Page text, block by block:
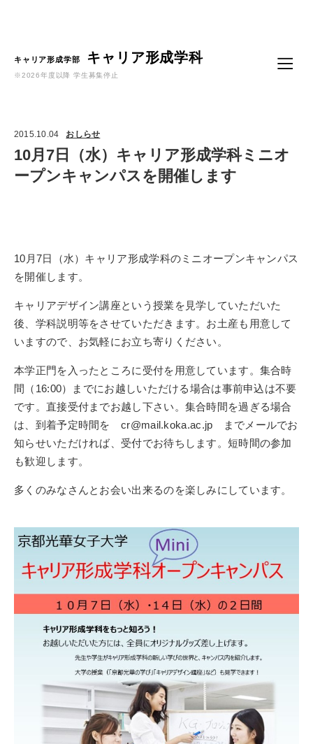
キャリア形成学部 キャリア形成学科
※2026年度以降 学生募集停止
2015.10.04 おしらせ
10月7日（水）キャリア形成学科ミニオ
ープンキャンパスを開催します
10月7日（水）キャリア形成学科のミニオープンキャンパス
を開催します。
キャリアデザイン講座という授業を見学していただいた
後、学科説明等をさせていただきます。お土産も用意して
いますので、お気軽にお立ち寄りください。
本学正門を入ったところに受付を用意しています。集合時
間（16:00）までにお越しいただける場合は事前申込は不要
です。直接受付までお越し下さい。集合時間を過ぎる場合
は、到着予定時間を cr@mail.koka.ac.jp までメールでお
知らせいただければ、受付でお待ちします。短時間の参加
も歓迎します。
多くのみなさんとお会い出来るのを楽しみにしています。